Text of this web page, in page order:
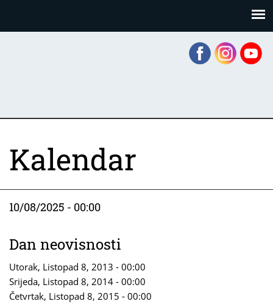
Kalendar
10/08/2025 - 00:00
Dan neovisnosti
Utorak, Listopad 8, 2013 - 00:00
Srijeda, Listopad 8, 2014 - 00:00
Četvrtak, Listopad 8, 2015 - 00:00